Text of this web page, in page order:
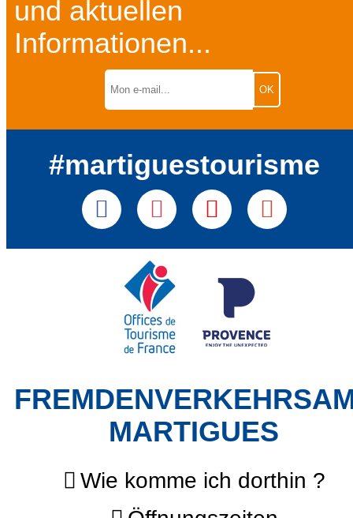
und aktuellen
Informationen...
#martiguestourisme
MARTIGUES
Wie komme ich dorthin ?